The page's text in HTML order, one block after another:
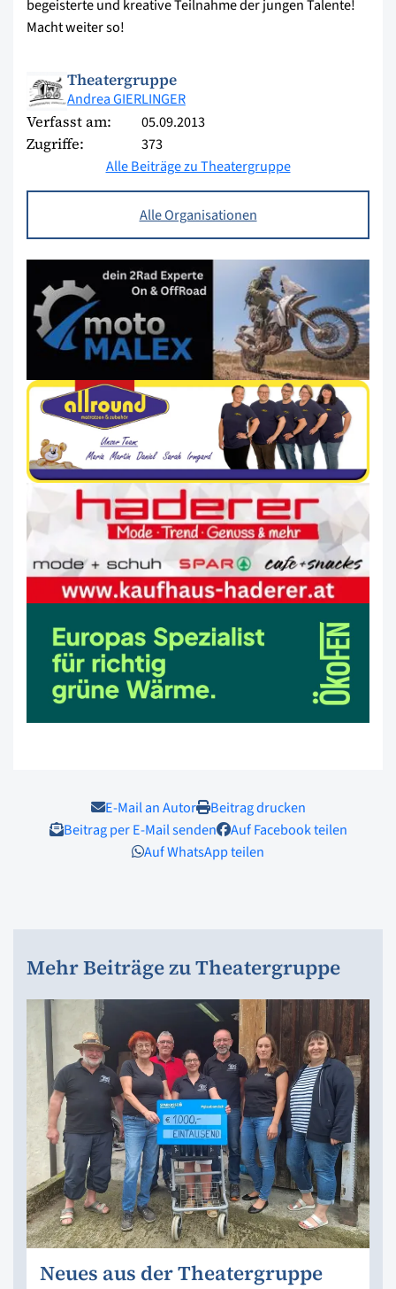
begeisterte und kreative Teilnahme der jungen Talente!
Macht weiter so!
Theatergruppe
Andrea GIERLINGER
Verfasst am: 05.09.2013
Zugriffe:
373
Alle Beiträge zu Theatergruppe
Alle Organisationen
E-Mail an Autor
Beitrag drucken
Beitrag per E-Mail senden
Auf Facebook teilen
Auf WhatsApp teilen
Mehr Beiträge zu Theatergruppe
Neues aus der Theatergruppe